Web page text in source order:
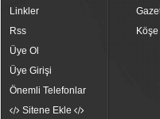
Linkler
Rss
Üye Ol
Üye Girişi
Önemli Telefonlar
Sitene Ekle